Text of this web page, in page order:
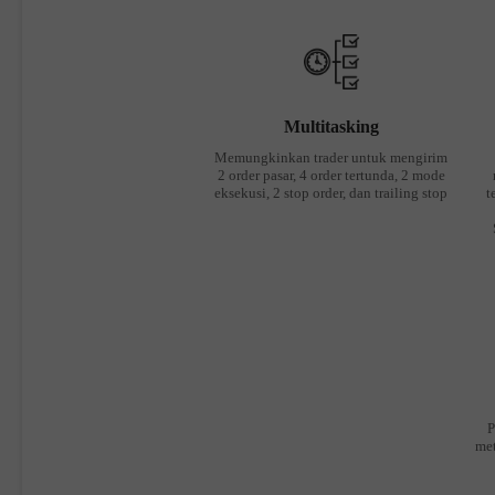
Multitasking
Memungkinkan trader untuk mengirim
2 order pasar, 4 order tertunda, 2 mode
eksekusi, 2 stop order, dan trailing stop